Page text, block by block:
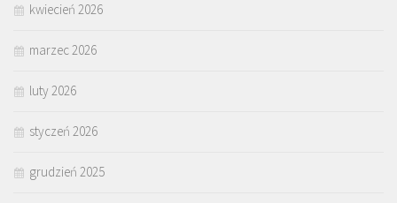
kwiecień 2026
marzec 2026
luty 2026
styczeń 2026
grudzień 2025